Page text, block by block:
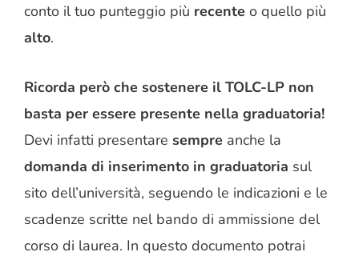
conto il tuo punteggio più recente o quello più
alto.
Ricorda però che sostenere il TOLC-LP non
basta per essere presente nella graduatoria!
Devi infatti presentare sempre anche la
domanda di inserimento in graduatoria sul
sito dell’università, seguendo le indicazioni e le
scadenze scritte nel bando di ammissione del
corso di laurea. In questo documento potrai